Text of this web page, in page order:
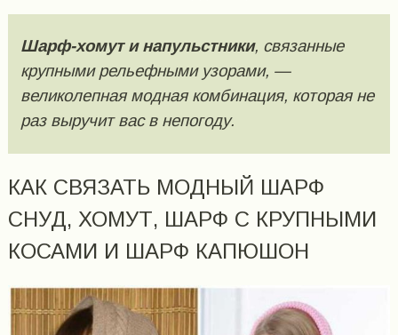
Шарф-хомут и напульстники, связанные
крупными рельефными узорами, —
великолепная модная комбинация, которая не
раз выручит вас в непогоду.
КАК СВЯЗАТЬ МОДНЫЙ ШАРФ
СНУД, ХОМУТ, ШАРФ С КРУПНЫМИ
КОСАМИ И ШАРФ КАПЮШОН